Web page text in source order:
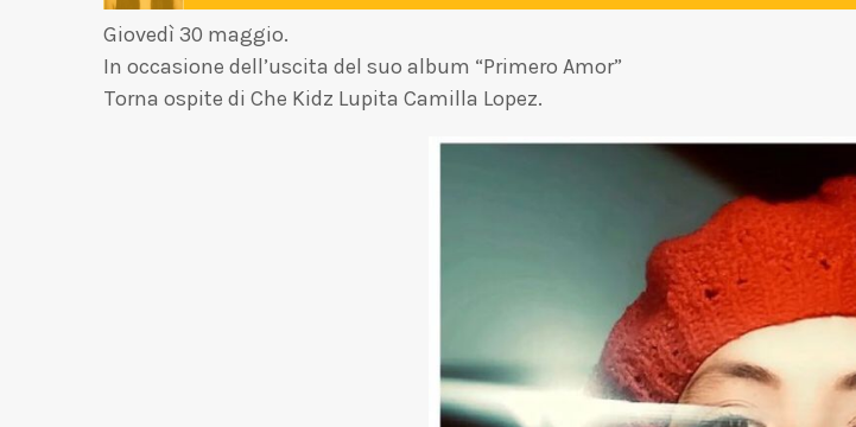
Giovedì 30 maggio.
In occasione dell’uscita del suo album “Primero Amor”
Torna ospite di Che Kidz Lupita Camilla Lopez.